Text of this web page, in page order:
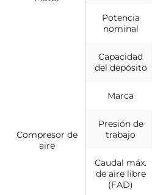
Potencia
nominal
Capacidad
del depósito
Compresor de
aire
Marca
Presión de
trabajo
Caudal máx.
de aire libre
(FAD)